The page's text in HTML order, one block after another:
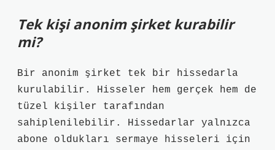
Tek kişi anonim şirket kurabilir
mi?
Bir anonim şirket tek bir hissedarla
kurulabilir. Hisseler hem gerçek hem de
tüzel kişiler tarafından
sahiplenilebilir. Hissedarlar yalnızca
abone oldukları sermaye hisseleri için